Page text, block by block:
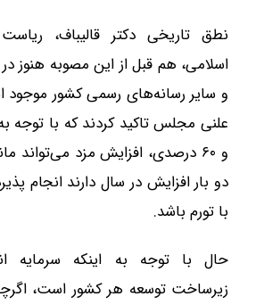
نطق تاریخی دکتر قالیباف،
اسلامی، هم قبل از این مصوبه هنوز
و سایر رسانه‌های رسمی کشور
و ۶۰ درصدی، افزایش مزد می‌تواند
دو بار افزایش در سال دارند انجام
با تورم باشد.
حال با توجه به اینکه سرمایه
زیرساخت توسعه هر کشور است،